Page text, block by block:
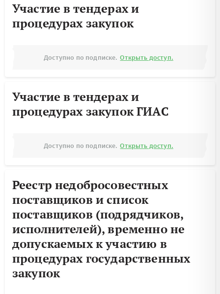
Участие в тендерах и
процедурах закупок
Доступно по подписке. Открыть доступ.
Участие в тендерах и
процедурах закупок ГИАС
Доступно по подписке. Открыть доступ.
Реестр недобросовестных
поставщиков и список
поставщиков (подрядчиков,
исполнителей), временно не
допускаемых к участию в
процедурах государственных
закупок